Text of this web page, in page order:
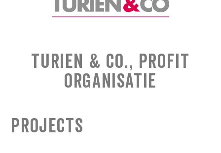
Turien & Co., Profit
Organisatie
Projects